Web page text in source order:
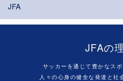
JFA
JFAの
サッカーを通じて豊かなスポ
人々の心身の健全な発達と社